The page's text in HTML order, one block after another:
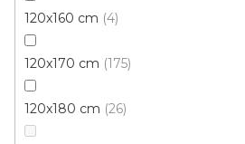
120x160 cm 4
120x170 cm 175
120x180 cm 26